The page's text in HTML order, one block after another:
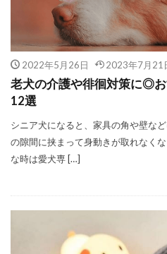
2022年5月26日 2023年7月21
老犬の介護や徘徊対策に◎
12選
シニア犬になると、家具の角や壁な
の隙間に挟まって身動きが取れなく
な時は愛犬専 […]